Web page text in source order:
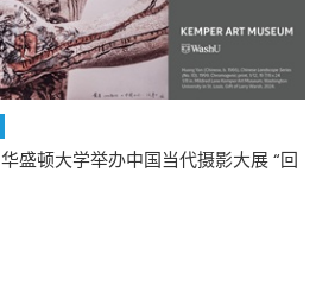
制
权
重
归
政
华盛顿大学举办中国当代摄影大展 “回